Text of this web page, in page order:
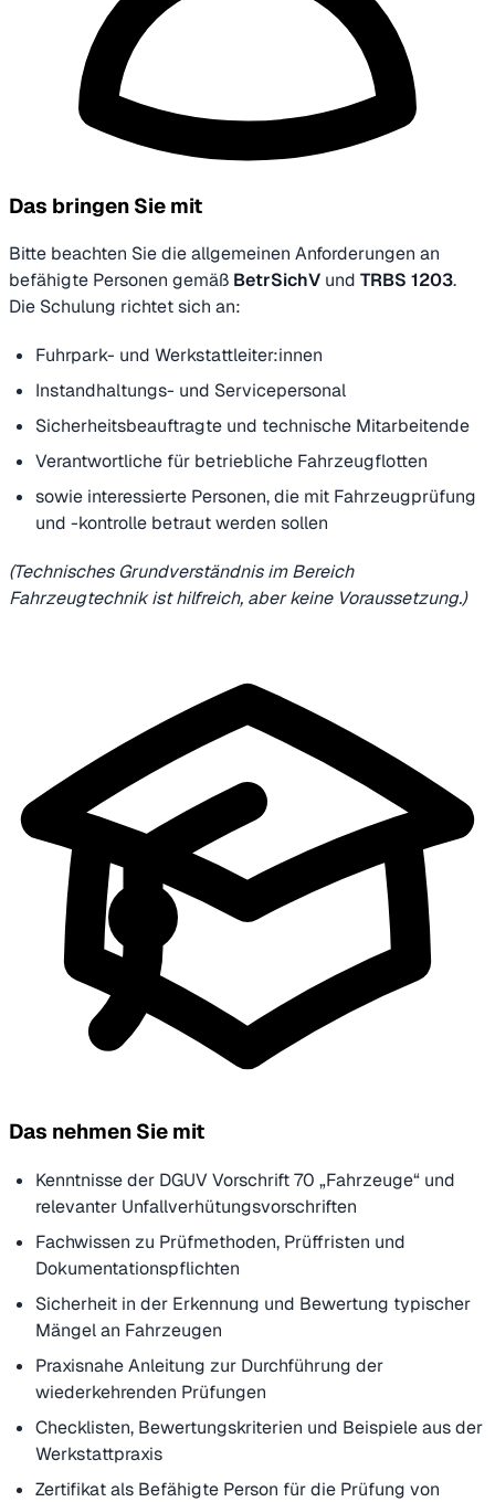
Das bringen Sie mit
Bitte beachten Sie die allgemeinen Anforderungen an
befähigte Personen gemäß BetrSichV und TRBS 1203.
Die Schulung richtet sich an:
Fuhrpark- und Werkstattleiter:innen
Instandhaltungs- und Servicepersonal
Sicherheitsbeauftragte und technische Mitarbeitende
Verantwortliche für betriebliche Fahrzeugflotten
sowie interessierte Personen, die mit Fahrzeugprüfung
und -kontrolle betraut werden sollen
(Technisches Grundverständnis im Bereich
Fahrzeugtechnik ist hilfreich, aber keine Voraussetzung.)
Das nehmen Sie mit
Kenntnisse der DGUV Vorschrift 70 „Fahrzeuge“ und
relevanter Unfallverhütungsvorschriften
Fachwissen zu Prüfmethoden, Prüffristen und
Dokumentationspflichten
Sicherheit in der Erkennung und Bewertung typischer
Mängel an Fahrzeugen
Praxisnahe Anleitung zur Durchführung der
wiederkehrenden Prüfungen
Checklisten, Bewertungskriterien und Beispiele aus der
Werkstattpraxis
Zertifikat als Befähigte Person für die Prüfung von